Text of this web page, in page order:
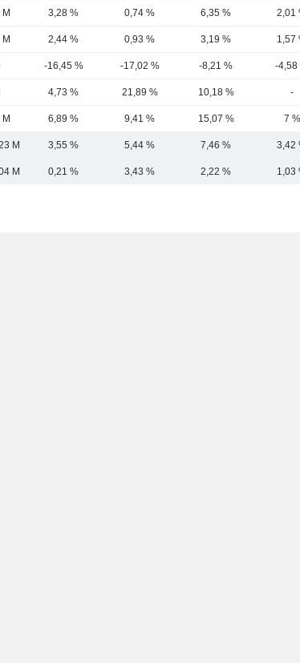
3,28 % 0,74 % 6,35 % 2,01
2,44 % 0,93 % 3,19 % 1,57
-16,45 % -17,02 % -8,21 % -4,58
4,73 % 21,89 % 10,18 % -
6,89 % 9,41 % 15,07 % 7 %
M 3,55 % 5,44 % 7,46 % 3,42
M 0,21 % 3,43 % 2,22 % 1,03